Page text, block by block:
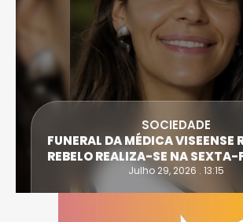
SOCIEDADE
FUNERAL DA MÉDICA VISEENSE
REBELO REALIZA-SE NA SEXTA-
Julho 29, 2026 . 13:15